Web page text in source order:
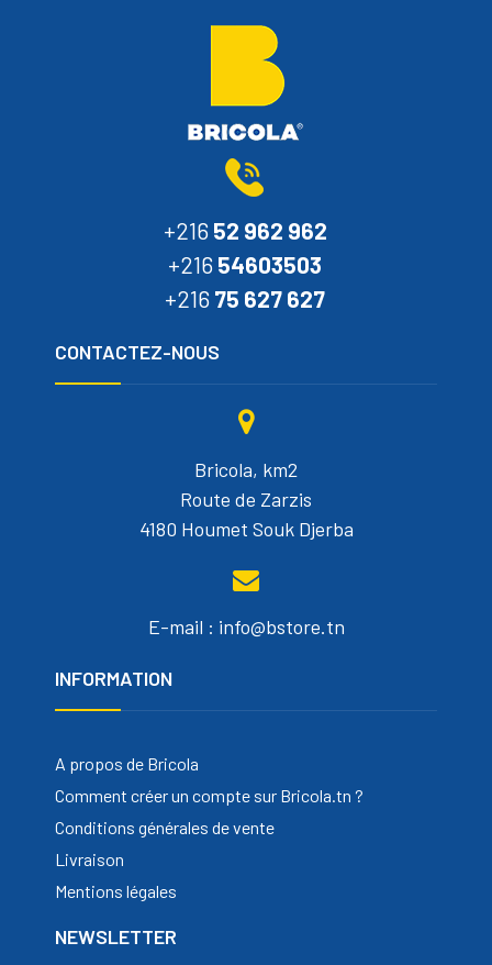
+216 52 962 962
+216 54603503
+216 75 627 627
CONTACTEZ-NOUS
Bricola, km2
Route de Zarzis
4180 Houmet Souk Djerba
E-mail : info@bstore.tn
INFORMATION
A propos de Bricola
Comment créer un compte sur Bricola.tn ?
Conditions générales de vente
Livraison
Mentions légales
NEWSLETTER